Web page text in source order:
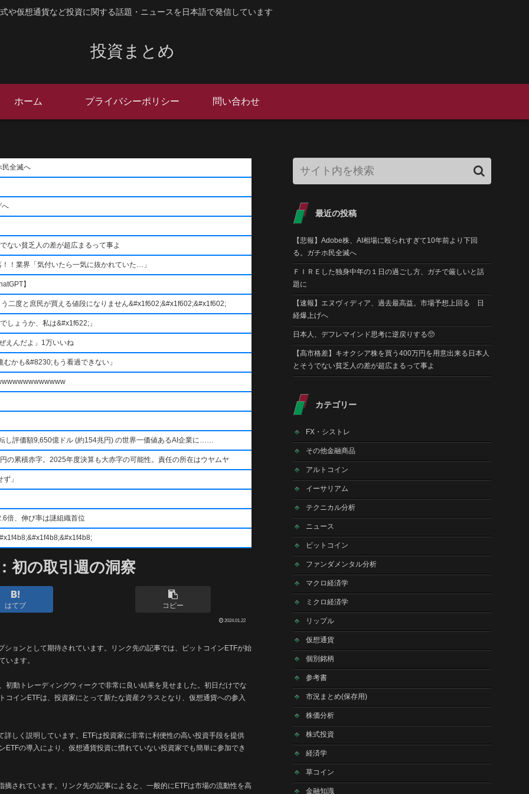
や仮想通貨など投資に関する話題・ニュースを日本語で発信しています
投資まとめ
ホーム プライバシーポリシー 問い合わせ
民全滅へ
へ
ない貧乏人の差が超広まるって事よ
！業界「気付いたら一気に抜かれていた…」
】
二度と庶民が買える値段になりません&#x1f602;&#x1f602;&#x1f602;
しょうか、私は&#x1f622;」
えんだよ」1万いいね
かも&#8230;もう看過できない」
評価額9,650億ドル (約154兆円) の世界一価値あるAI企業に……
の累積赤字。2025年度決算も大赤字の可能性。責任の所在はウヤムヤ
」
倍、伸び率は謎組織首位
初の取引週の洞察
はてブ コピー
2024.01.22
ョンとして期待されています。リンク先の記事では、ビットコインETFが始
います。
動トレーディングウィークで非常に良い結果を見せました。初日だけでな
インETFは、投資家にとって新たな資産クラスとなり、仮想通貨への参入
しく説明しています。ETFは投資家に非常に利便性の高い投資手段を提供
の導入により、仮想通貨投資に慣れていない投資家でも簡単に参加でき
されています。リンク先の記事によると、一般的にETFは市場の流動性を高
最近の投稿
【悲報】Adobe株、AI相場に殴られすぎて10年前より下回
る。ガチホ民全滅へ
ＦＩＲＥした独身中年の１日の過ごし方、ガチで厳しいと話
題に
【速報】エヌヴィディア、過去最高益。市場予想上回る 日
経爆上げへ
日本人、デフレマインド思考に逆戻りする🥺
【高市格差】キオクシア株を買う400万円を用意出来る日本人
とそうでない貧乏人の差が超広まるって事よ
カテゴリー
FX・シストレ
その他金融商品
アルトコイン
イーサリアム
テクニカル分析
ニュース
ビットコイン
ファンダメンタル分析
マクロ経済学
ミクロ経済学
リップル
仮想通貨
個別銘柄
参考書
市況まとめ(保存用)
株価分析
株式投資
経済学
草コイン
金融知識